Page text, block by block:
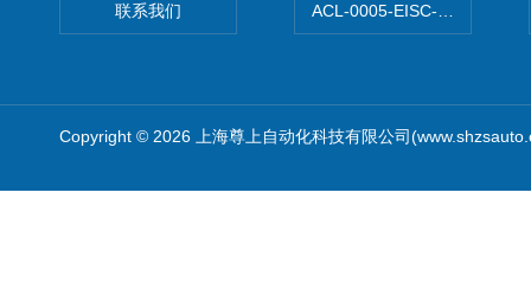
联系我们 ACL-0005-EISC-E2M8C上海
Copyright © 2026 上海尊上自动化科技有限公司